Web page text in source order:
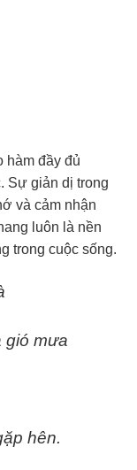
hàm đầy đủ
Sự giản dị trong
và cảm nhận
luôn là nền
trong cuộc sống.
gió mưa
hên.